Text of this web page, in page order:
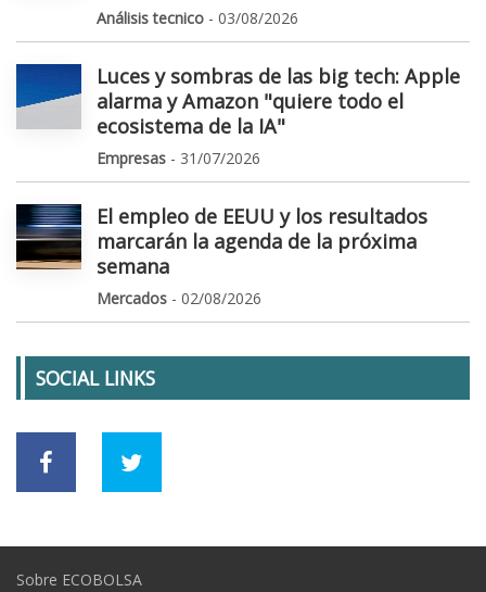
Análisis tecnico - 03/08/2026
Luces y sombras de las big tech: Apple
alarma y Amazon "quiere todo el
ecosistema de la IA"
Empresas - 31/07/2026
El empleo de EEUU y los resultados
marcarán la agenda de la próxima
semana
Mercados - 02/08/2026
SOCIAL LINKS
Sobre ECOBOLSA